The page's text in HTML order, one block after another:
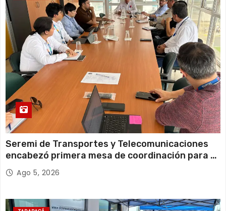
Seremi de Transportes y Telecomunicaciones
encabezó primera mesa de coordinación para el
retiro de cables en desuso en Iquique
Ago 5, 2026